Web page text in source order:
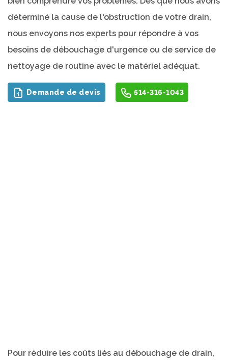
déterminé la cause de l'obstruction de votre drain,
nous envoyons nos experts pour répondre à vos
besoins de débouchage d'urgence ou de service de
nettoyage de routine avec le matériel adéquat.
Demande de devis 514-316-1043
Pour réduire les coûts liés au débouchage de drain,